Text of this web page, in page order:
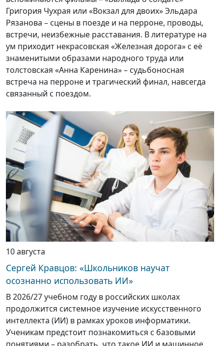
Григория Чухрая или «Вокзал для двоих» Эльдара
Рязанова – сцены в поезде и на перроне, проводы,
встречи, неизбежные расставания. В литературе на
ум приходит некрасовская «Железная дорога» с её
знаменитыми образами народного труда или
толстовская «Анна Каренина» – судьбоносная
встреча на перроне и трагический финал, навсегда
связанный с поездом.
10 августа
Сергей Кравцов: «Школьников научат
осознанно использовать ИИ»
В 2026/27 учебном году в российских школах
продолжится системное изучение искусственного
интеллекта (ИИ) в рамках уроков информатики.
Ученикам предстоит познакомиться с базовыми